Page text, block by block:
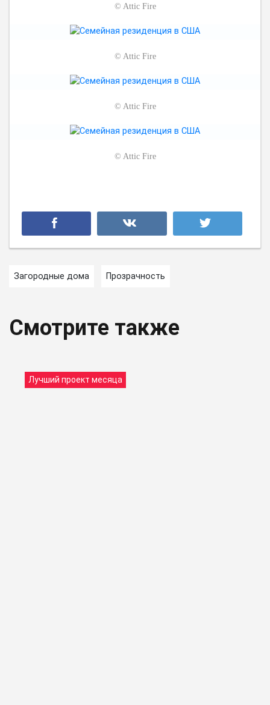
© Attic Fire
© Attic Fire
© Attic Fire
© Attic Fire
Загородные дома Прозрачность
Смотрите также
Лучший проект месяца